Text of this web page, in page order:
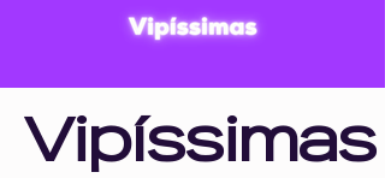
Vipíssimas